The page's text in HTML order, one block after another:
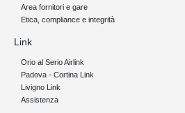
Area fornitori e gare
Etica, compliance e integrità
Link
Orio al Serio Airlink
Padova - Cortina Link
Livigno Link
Assistenza